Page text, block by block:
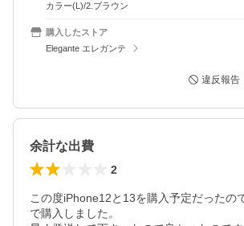
カラー(L)/2.ブラウン
購入したストア
Elegante エレガンテ
違反報告
余計な出費
2
この度iPhone12と13を購入予定だったの
で購入しました。